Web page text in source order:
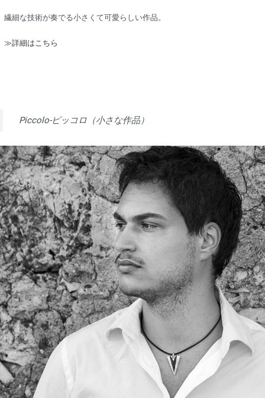
繊細な技術が奏でる小さくて可愛らしい作品。
≫詳細はこちら
Piccolo-ピッコロ（小さな作品）